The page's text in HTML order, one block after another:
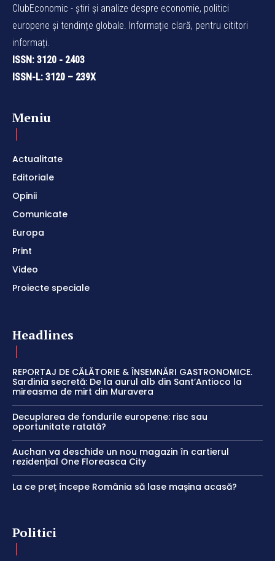
ClubEconomic - știri și analize despre economie, politici
europene și tendințe globale. Informație clară, pentru cititori
informați.
ISSN: 3120 - 2403
ISSN-L: 3120 – 239X
Meniu
Actualitate
Editoriale
Opinii
Comunicate
Europa
Print
Video
Proiecte speciale
Headlines
REPORTAJ DE CĂLĂTORIE & ÎNSEMNĂRI GASTRONOMICE.
Sardinia secretă: De la aurul alb din Sant’Antioco la
mireasma de mirt din Muravera
Decuplarea de fondurile europene: risc sau
oportunitate ratată?
Auchan va deschide un nou magazin în cartierul
rezidențial One Floreasca City
La ce preț începe România să lase mașina acasă?
Politici